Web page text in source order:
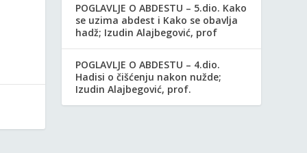
POGLAVLJE O ABDESTU – 5.dio. Kako
se uzima abdest i Kako se obavlja
hadž; Izudin Alajbegović, prof
POGLAVLJE O ABDESTU – 4.dio.
Hadisi o čišćenju nakon nužde;
Izudin Alajbegović, prof.